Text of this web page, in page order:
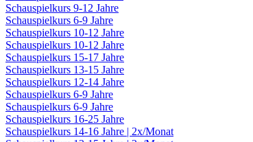
Schauspielkurs 9-12 Jahre
Schauspielkurs 6-9 Jahre
Schauspielkurs 10-12 Jahre
Schauspielkurs 10-12 Jahre
Schauspielkurs 15-17 Jahre
Schauspielkurs 13-15 Jahre
Schauspielkurs 12-14 Jahre
Schauspielkurs 6-9 Jahre
Schauspielkurs 6-9 Jahre
Schauspielkurs 16-25 Jahre
Schauspielkurs 14-16 Jahre | 2x/Monat